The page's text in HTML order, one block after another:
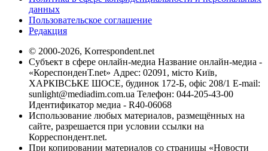
данных
Пользовательское соглашение
Редакция
© 2000-2026, Korrespondent.net
Субъект в сфере онлайн-медиа Название онлайн-медиа -
«КореспонденТ.net» Адрес: 02091, місто Київ,
ХАРКІВСЬКЕ ШОСЕ, будинок 172-Б, офіс 208/1 E-mail:
sunlight@mediadim.com.ua Телефон: 044-205-43-00
Идентификатор медиа - R40-06068
Использование любых материалов, размещённых на
сайте, разрешается при условии ссылки на
Корреспондент.net.
При копировании материалов со страницы «Новости